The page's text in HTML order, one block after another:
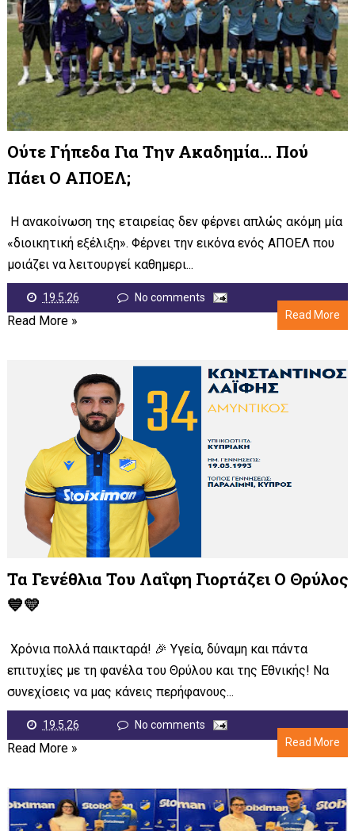
Ούτε Γήπεδα Για Την Ακαδημία… Πού
Πάει Ο ΑΠΟΕΛ;
Η ανακοίνωση της εταιρείας δεν φέρνει απλώς ακόμη μία
«διοικητική εξέλιξη». Φέρνει την εικόνα ενός ΑΠΟΕΛ που
μοιάζει να λειτουργεί καθημερι...
19.5.26
No comments
Read More
Read More »
Τα Γενέθλια Του Λαΐφη Γιορτάζει Ο Θρύλος
💙💛
Χρόνια πολλά παικταρά! 🎉 Υγεία, δύναμη και πάντα
επιτυχίες με τη φανέλα του Θρύλου και της Εθνικής! Να
συνεχίσεις να μας κάνεις περήφανους...
19.5.26
No comments
Read More
Read More »